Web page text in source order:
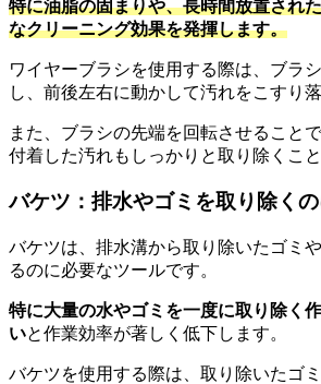
特に油脂の固まりや、長時間放置され
なクリーニング効果を発揮します。
ワイヤーブラシを使用する際は、ブラ
し、前後左右に動かして汚れをこすり落
また、ブラシの先端を回転させること
付着した汚れもしっかりと取り除くこと
バケツ：排水やゴミを取り除く
バケツは、排水溝から取り除いたゴミ
るのに必要なツールです。
特に大量の水やゴミを一度に取り除く
いと作業効率が著しく低下します。
バケツを使用する際は、取り除いたゴ